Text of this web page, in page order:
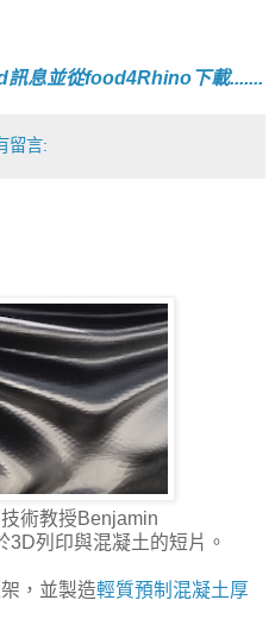
訊息並從food4Rhino下載.......
留言:
術教授Benjamin
列印與混凝土的短片。
，並製造輕質預制混凝土厚